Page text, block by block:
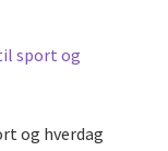
og hverdag